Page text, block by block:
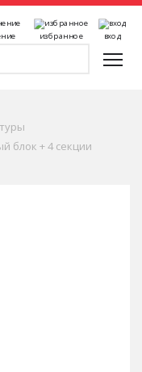
избранное вход
блок + 4 секции